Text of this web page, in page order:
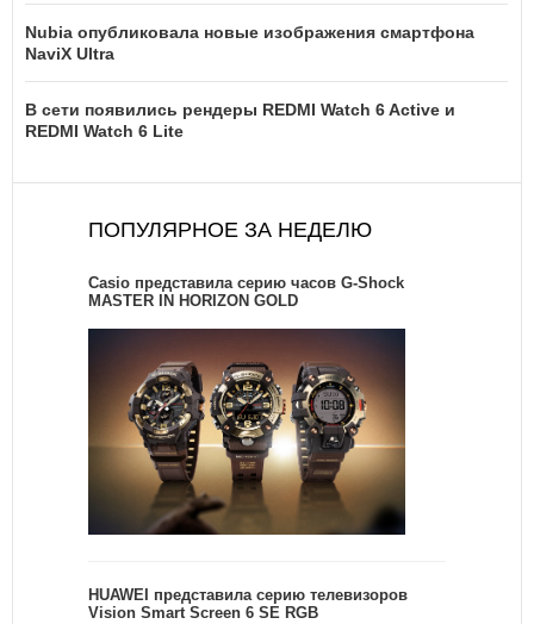
Nubia опубликовала новые изображения смартфона
NaviX Ultra
В сети появились рендеры REDMI Watch 6 Active и
REDMI Watch 6 Lite
ПОПУЛЯРНОЕ ЗА НЕДЕЛЮ
Casio представила серию часов G-Shock
MASTER IN HORIZON GOLD
HUAWEI представила серию телевизоров
Vision Smart Screen 6 SE RGB